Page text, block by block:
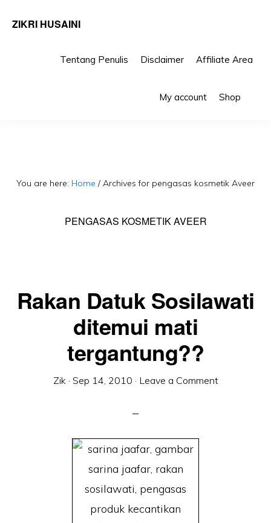
ZIKRI HUSAINI
Tentang Penulis Disclaimer Affiliate Area
My account Shop
You are here: Home / Archives for pengasas kosmetik Aveer
PENGASAS KOSMETIK AVEER
Rakan Datuk Sosilawati
ditemui mati
tergantung??
Zik· Sep 14, 2010 · Leave a Comment